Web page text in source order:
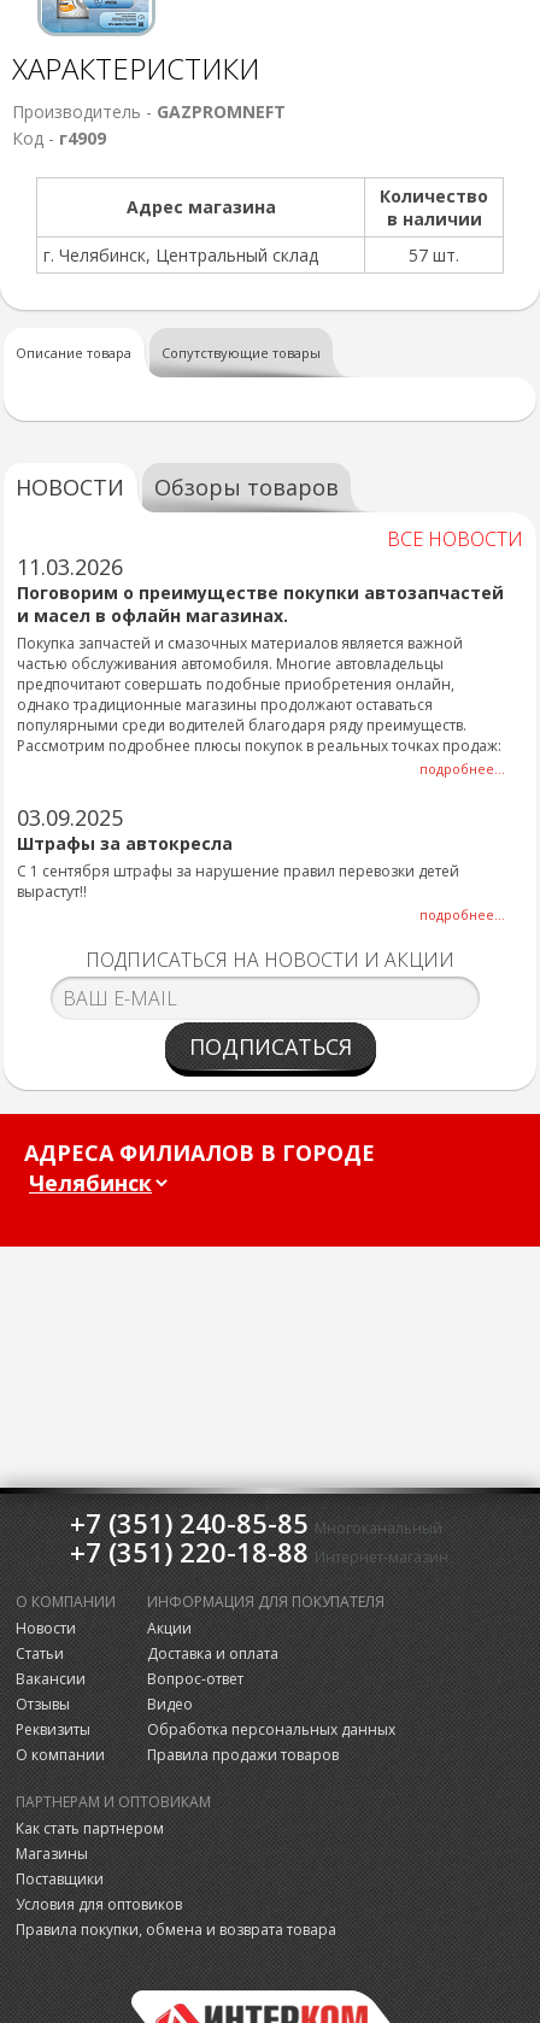
ХАРАКТЕРИСТИКИ
Производитель - GAZPROMNEFT
Код - г4909
Адрес магазина
Количество
в наличии
г. Челябинск, Центральный склад
57 шт.
Описание товара Сопутствующие товары
НОВОСТИ Обзоры товаров
ВСЕ НОВОСТИ
11.03.2026
Поговорим о преимуществе покупки автозапчастей
и масел в офлайн магазинах.
Покупка запчастей и смазочных материалов является важной
частью обслуживания автомобиля. Многие автовладельцы
предпочитают совершать подобные приобретения онлайн,
однако традиционные магазины продолжают оставаться
популярными среди водителей благодаря ряду преимуществ.
Рассмотрим подробнее плюсы покупок в реальных точках продаж:
подробнее...
03.09.2025
Штрафы за автокресла
С 1 сентября штрафы за нарушение правил перевозки детей
вырастут!!
подробнее...
ПОДПИСАТЬСЯ НА НОВОСТИ И АКЦИИ
ПОДПИСАТЬСЯ
АДРЕСА ФИЛИАЛОВ В ГОРОДЕ
+7 (351) 240-85-85 Многоканальный
+7 (351) 220-18-88 Интернет-магазин
О КОМПАНИИ
Новости
Статьи
Вакансии
Отзывы
Реквизиты
О компании
ИНФОРМАЦИЯ ДЛЯ ПОКУПАТЕЛЯ
Акции
Доставка и оплата
Вопрос-ответ
Видео
Обработка персональных данных
Правила продажи товаров
ПАРТНЕРАМ И ОПТОВИКАМ
Как стать партнером
Магазины
Поставщики
Условия для оптовиков
Правила покупки, обмена и возврата товара